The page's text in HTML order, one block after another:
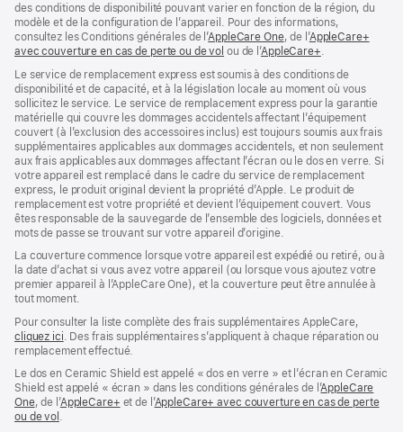
des conditions de disponibilité pouvant varier en fonction de la région, du
modèle et de la configuration de l’appareil. Pour des informations,
consultez les Conditions générales de l’AppleCare One(s’ouvre
dans
nouvelle
fenêtre)
, de l’AppleCare+
avec couverture en cas de perte ou de vol (s’ouvre
une
nouvelle
fenêtre)
ou de l’AppleCare+(s’ouvre
une
nouvelle
fenêtre)
.
Le service de remplacement express est soumis à des conditions de
disponibilité et de capacité, et à la législation locale au moment où vous
sollicitez le service. Le service de remplacement express pour la garantie
matérielle qui couvre les dommages accidentels affectant l’équipement
couvert (à l’exclusion des accessoires inclus) est toujours soumis aux frais
supplémentaires applicables aux dommages accidentels, et non seulement
aux frais applicables aux dommages affectant l’écran ou le dos en verre. Si
votre appareil est remplacé dans le cadre du service de remplacement
express, le produit original devient la propriété d’Apple. Le produit de
remplacement est votre propriété et devient l’équipement couvert. Vous
êtes responsable de la sauvegarde de l’ensemble des logiciels, données et
mots de passe se trouvant sur votre appareil d’origine.
La couverture commence lorsque votre appareil est expédié ou retiré, ou à
la date d’achat si vous avez votre appareil (ou lorsque vous ajoutez votre
premier appareil à l’AppleCare One), et la couverture peut être annulée à
tout moment.
Pour consulter la liste complète des frais supplémentaires AppleCare,
cliquez ici (s’ouvre
dans
nouvelle
fenêtre)
. Des frais supplémentaires s’appliquent à chaque réparation ou
remplacement effectué.
Le dos en Ceramic Shield est appelé « dos en verre » et l’écran en Ceramic
Shield est appelé « écran » dans les conditions générales de l’AppleCare
One(s’ouvre
dans
, de l’AppleCare+ (s’ouvre
et de l’AppleCare+ avec couverture en cas de perte
ou de vol (s’ouvre
.